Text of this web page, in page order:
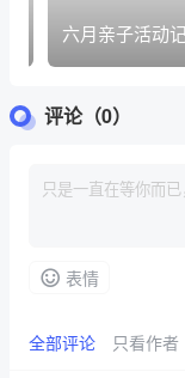
六月亲子活动
风plog模板
评论（0）
表情
全部评论 只看作者